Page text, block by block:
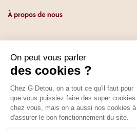
À propos de nous
Depuis 1951, nous accueillons les
en leur promettant des produits de
prix. Que vous soyez des pros ou
cherchiez du sucré ou du salé, nous
qu’il vous faut. Et même des choses
pas. La boutique existe depuis
depuis 2025.